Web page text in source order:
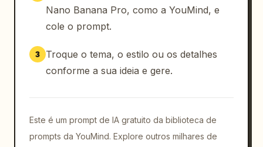
Nano Banana Pro, como a YouMind, e
cole o prompt.
3
Troque o tema, o estilo ou os detalhes
conforme a sua ideia e gere.
Este é um prompt de IA gratuito da biblioteca de
prompts da YouMind. Explore outros milhares de